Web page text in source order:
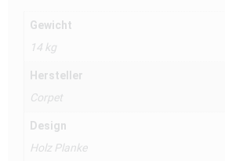
Gewicht
14 kg
Hersteller
Corpet
Design
Holz Planke